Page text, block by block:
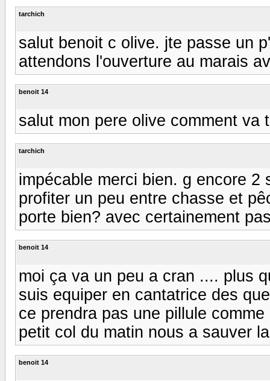
tarchich
salut benoit c olive. jte passe un
attendons l'ouverture au marais
benoit 14
salut mon pere olive comment va
tarchich
impécable merci bien. g encore
profiter un peu entre chasse et
porte bien? avec certainement
benoit 14
moi ça va un peu a cran .... plus
suis equiper en cantatrice des
ce prendra pas une pillule
petit col du matin nous a sauver
benoit 14